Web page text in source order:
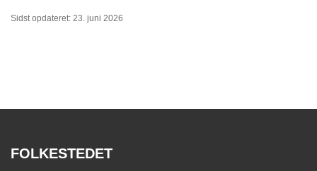
Sidst opdateret: 23. juni 2026
FOLKESTEDET